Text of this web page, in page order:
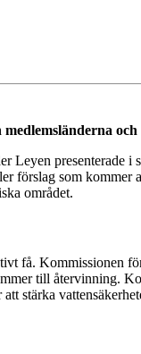
Leyen presenterade
förslag som
området.
få. Kommissionen
till återvinning.
stärka